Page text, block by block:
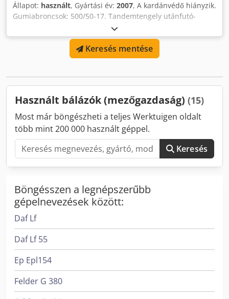
Állapot: használt, Gyártási év: 2007, A kardánvédő hiányzik.
Gumiabroncsok: 500/50-17. Tandemtengely utánfutó-
kormányzással. / A gép üzemkész! / Chodpfsuiw Uaex
Abxoa
Keresés mentése
Használt bálázók (mezőgazdaság) (15)
Most már böngészheti a teljes Werktuigen oldalt
több mint 200 000 használt géppel.
Keresés
Böngésszen a legnépszerűbb
gépelnevezések között:
Daf Lf
Daf Lf 55
Ep Epl154
Felder G 380